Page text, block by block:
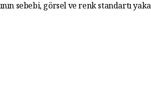
sebebi, görsel ve renk standartı